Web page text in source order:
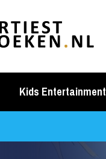
Kids Entertainment